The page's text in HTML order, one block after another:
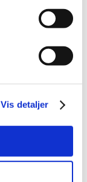
Vis detaljer